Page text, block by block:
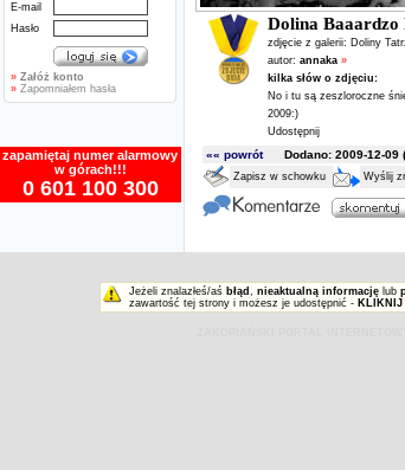
E-mail
Hasło
» Załóż konto
» Zapomniałem hasła
zapamiętaj numer alarmowy
w górach!!!
0 601 100 300
Dolina Baaardzo
zdjęcie z galerii: Doliny
autor: annaka »
kilka słów o zdjęciu:
No i tu są zeszloroczne
2009:)
Udostępnij
«« powrótDodano: 2009-12-09
Zapisz w schowku Wyślij
Jeżeli znalazłeś/aś błąd , nieaktualną informację lub
zawartość tej strony i możesz je udostępnić - KLIKNIJ